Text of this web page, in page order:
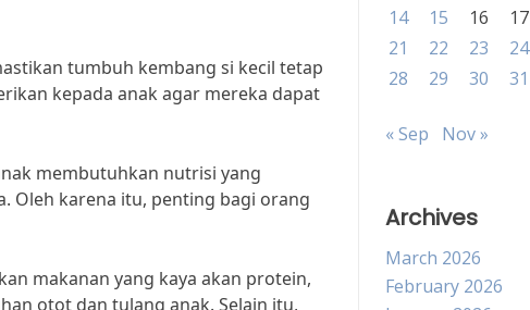
tumbuh kembang si kecil tetap
kepada anak agar mereka dapat
membutuhkan nutrisi yang
Oleh karena itu, penting bagi orang
makanan yang kaya akan protein,
otot dan tulang anak. Selain itu,
14
15 16 17
21
22 23 24
28
29 30 31
« Sep Nov »
Archives
March 2026
February 2026